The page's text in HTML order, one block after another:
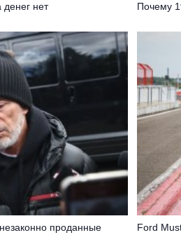
денег нет Почему
проданные
Ford